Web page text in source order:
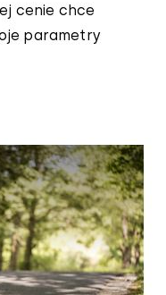
cenie chce
parametry